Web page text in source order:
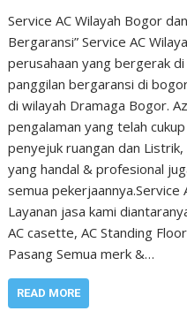
Service AC Wilayah Bogor
Bergaransi” Service AC
perusahaan yang bergerak
panggilan bergaransi di
di wilayah Dramaga Bogor.
pengalaman yang telah
penyejuk ruangan dan
yang handal & profesional
semua pekerjaannya.Service
Layanan jasa kami
AC casette, AC Standing
Pasang Semua merk &…
READ MORE